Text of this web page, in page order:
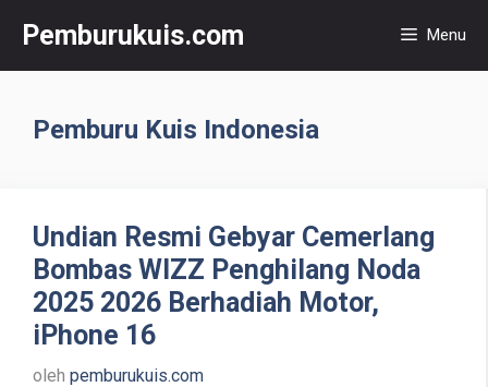
Pemburukuis.com Menu
Pemburu Kuis Indonesia
Undian Resmi Gebyar Cemerlang
Bombas WIZZ Penghilang Noda
2025 2026 Berhadiah Motor,
iPhone 16
oleh pemburukuis.com